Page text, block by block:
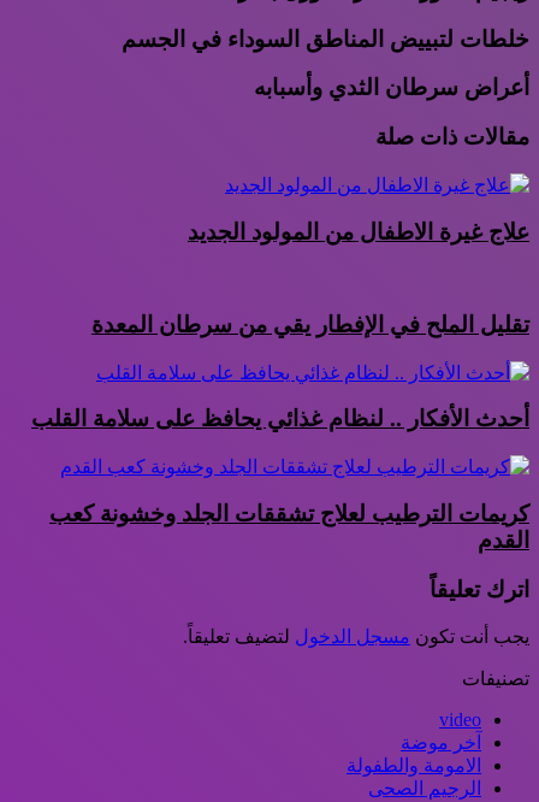
خلطات لتبييض المناطق السوداء في الجسم
أعراض سرطان الثدي وأسبابه
مقالات ذات صلة
علاج غيرة الاطفال من المولود الجديد
تقليل الملح في الإفطار يقي من سرطان المعدة
أحدث الأفكار .. لنظام غذائي يحافظ على سلامة القلب
كريمات الترطيب لعلاج تشققات الجلد وخشونة كعب
القدم
اترك تعليقاً
يجب أنت تكون مسجل الدخول لتضيف تعليقاً.
تصنيفات
video
آخر موضة
الامومة والطفولة
الرجيم الصحى